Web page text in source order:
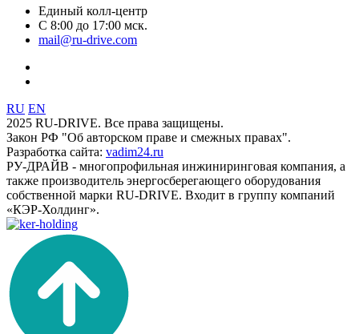
Единый колл-центр
С 8:00 до 17:00 мск.
mail@ru-drive.com
RU EN
2025 RU-DRIVE. Все права защищены.
Закон РФ "Об авторском праве и смежных правах".
Разработка сайта: vadim24.ru
РУ-ДРАЙВ - многопрофильная инжиниринговая компания, а
также производитель энергосберегающего оборудования
собственной марки RU-DRIVE. Входит в группу компаний
«КЭР-Холдинг».